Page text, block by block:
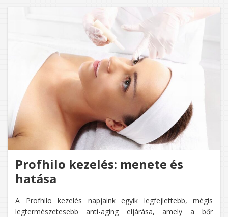
Profhilo kezelés: menete és
hatása
A Profhilo kezelés napjaink egyik legfejlettebb, mégis
legtermészetesebb anti-aging eljárása, amely a bőr